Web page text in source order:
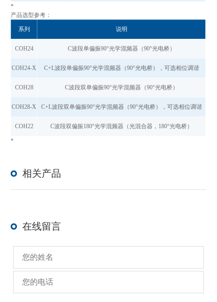
*
产品选型参考：
系列 说明
COH24 C波段单偏振90°光学混频器（90°光电桥）
COH24-X C+L波段单偏振90°光学混频器（90°光电桥），可选相位调谐
COH28 C波段双单偏振90°光学混频器（90°光电桥）
COH28-X C+L波段双单偏振90°光学混频器（90°光电桥），可选相位调谐
COH22 C波段双偏振180°光学混频器（光混合器，180°光电桥）
*
相关产品
在线留言